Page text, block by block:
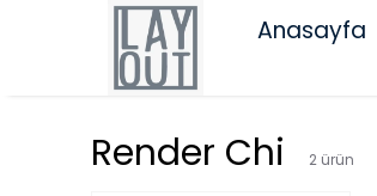
Anasayfa
Render Chi 2 ürün